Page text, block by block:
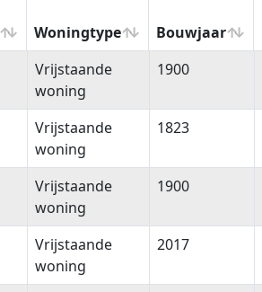
Woningtype Bouwjaar
Woningtype Bouwjaar
Vrijstaande
woning
1900
Vrijstaande
woning
1823
Vrijstaande
woning
1900
Vrijstaande
woning
2017